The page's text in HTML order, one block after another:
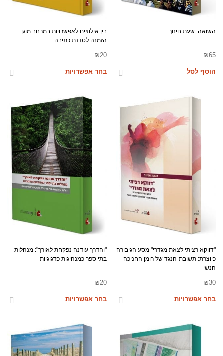
השואה: שעת חינוך
₪65
הוסף לסל
בין אילוצים לאפשרויות במרחב מוגן:
הזמנה לסדנת כתיבה
₪20
בחר אפשרויות
"דווקא רציתי לצאת מגדרי" מסע הגיבורה
כיוצרת: תשובת-הנגד של רומן החניכה
הנשי
₪30
בחר אפשרויות
"והדרך עודנה נפקחת לאורך": מנהלות
בתי ספר כמנהיגות פדגוגיות
₪20
בחר אפשרויות